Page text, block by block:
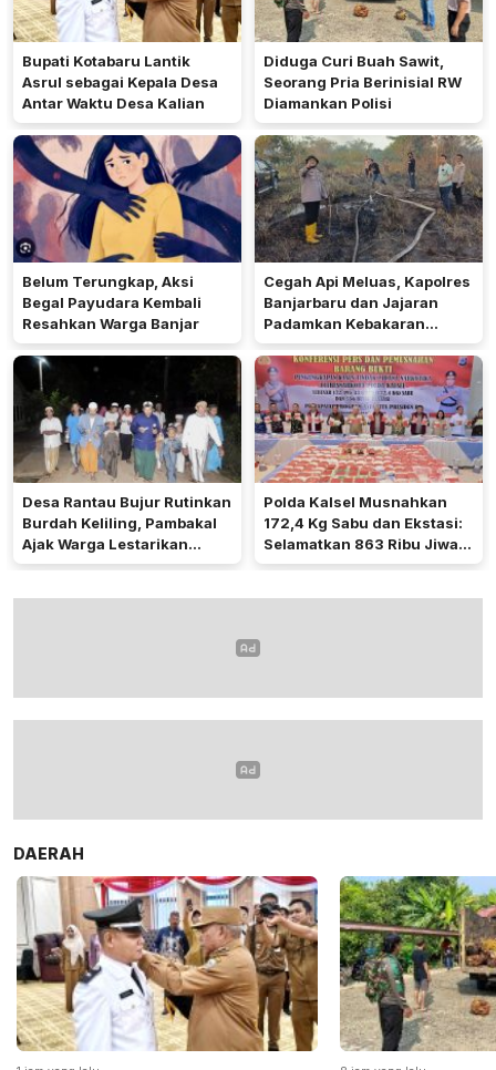
Bupati Kotabaru Lantik
Asrul sebagai Kepala Desa
Antar Waktu Desa Kalian
Diduga Curi Buah Sawit,
Seorang Pria Berinisial RW
Diamankan Polisi
Belum Terungkap, Aksi
Begal Payudara Kembali
Resahkan Warga Banjar
Cegah Api Meluas, Kapolres
Banjarbaru dan Jajaran
Padamkan Kebakaran
Lahan
Desa Rantau Bujur Rutinkan
Burdah Keliling, Pambakal
Ajak Warga Lestarikan
Tradisi Keagamaan
Polda Kalsel Musnahkan
172,4 Kg Sabu dan Ekstasi:
Selamatkan 863 Ribu Jiwa
dan Hemat Biaya Rehab Rp.
DAERAH